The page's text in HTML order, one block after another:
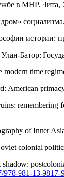
в МНР. Чита,
истории:
Батор:
modern time
American
remembering
of Inner
colonial
978-981-13-9817-